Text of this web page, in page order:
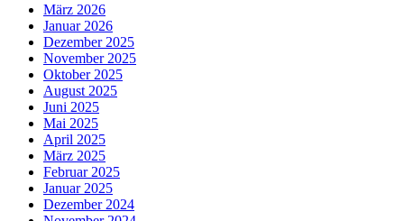
März 2026
Januar 2026
Dezember 2025
November 2025
Oktober 2025
August 2025
Juni 2025
Mai 2025
April 2025
März 2025
Februar 2025
Januar 2025
Dezember 2024